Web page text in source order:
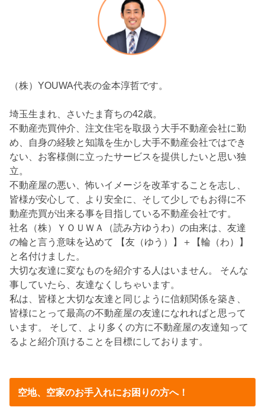
（株）YOUWA代表の金本淳哲です。
埼玉生まれ、さいたま育ちの42歳。
不動産売買仲介、注文住宅を取扱う大手不動産会社に勤
め、自身の経験と知識を生かし大手不動産会社ではでき
ない、お客様側に立ったサービスを提供したいと思い独
立。
不動産屋の悪い、怖いイメージを改革することを志し、
皆様が安心して、より安全に、そして少しでもお得に不
動産売買が出来る事を目指している不動産会社です。
社名（株）ＹＯＵＷＡ（読み方ゆうわ）の由来は、友達
の輪と言う意味を込めて 【友（ゆう）】＋【輪（わ）】
と名付けました。
大切な友達に変なものを紹介する人はいません。 そんな
事していたら、友達なくしちゃいます。
私は、皆様と大切な友達と同じように信頼関係を築き、
皆様にとって最高の不動産屋の友達になれればと思って
います。 そして、より多くの方に不動産屋の友達知って
るよと紹介頂けることを目標にしております。
空地、空家のお手入れにお困りの方へ！